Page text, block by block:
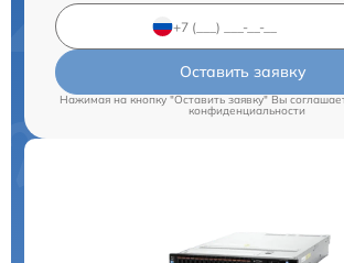
Оставить заявку
Нажимая на кнопку "Оставить заявку" Вы
конфиденциальности